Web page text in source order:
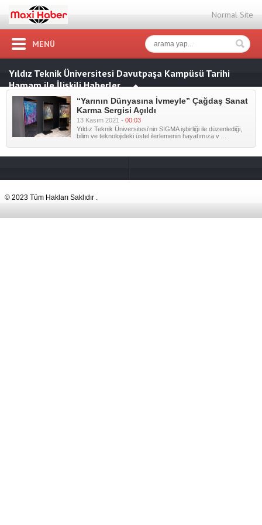
Normal Site
MENÜ
Yıldız Teknik Üniversitesi Davutpaşa Kampüsü Tarihi
Hamam ile İlişkili Haberler
“Yarının Dünyasına İvmeyle” Çağdaş Sanat
Karma Sergisi Açıldı
13 Kasım 2021 - 00:03
Yıldız Teknik Üniversitesi’nin SIGMA işbirliği ile düzenlediği,
bilim ve teknolojideki üstel ilerlemenin hayatımıza v ...
© 2023 Tüm Hakları Saklıdır .